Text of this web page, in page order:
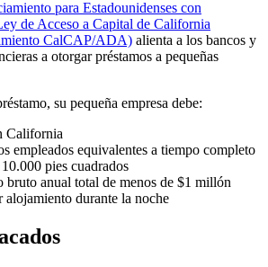
para Estadounidenses con
de Acceso a Capital de California
CalCAP/ADA) alienta a los bancos y
a otorgar préstamos a pequeñas
su pequeña empresa debe:
California
empleados equivalentes a tiempo completo
pies cuadrados
bruto anual total de menos de $1 millón
durante la noche